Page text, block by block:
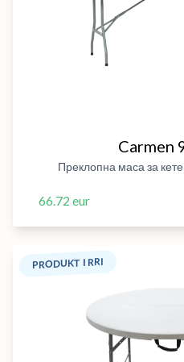
Carmen
Преклопна маса за
66.72 eur
PRODUKT I RRI